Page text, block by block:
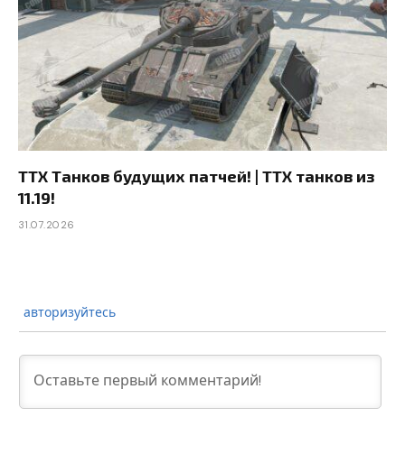
ТТХ Танков будущих патчей! | ТТХ танков из
11.19!
31.07.2026
авторизуйтесь